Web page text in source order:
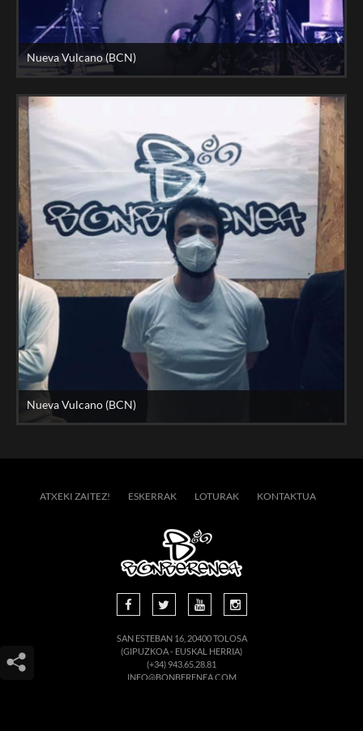
Nueva Vulcano (BCN)
Nueva Vulcano (BCN)
ATXEKI ZAITEZ! ESKERRAK LOTURAK KONTAKTUA
SAN ESTEBAN 16, 20400 TOLOSA
(GIPUZKOA - EUSKAL HERRIA)
(+34) 943.65.28.81
INFO@BONBERENEA.COM